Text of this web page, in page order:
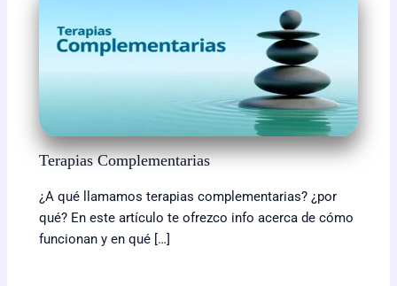
Terapias Complementarias
¿A qué llamamos terapias complementarias? ¿por
qué? En este artículo te ofrezco info acerca de cómo
funcionan y en qué […]